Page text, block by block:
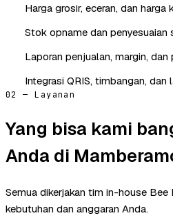
Harga grosir, eceran, dan harga
Stok opname dan
Laporan penjualan, margin,
Integrasi QRIS, timbangan, dan
02 — Layanan
Yang bisa kami
Anda di
Semua dikerjakan tim in-house Bee
kebutuhan dan anggaran Anda.